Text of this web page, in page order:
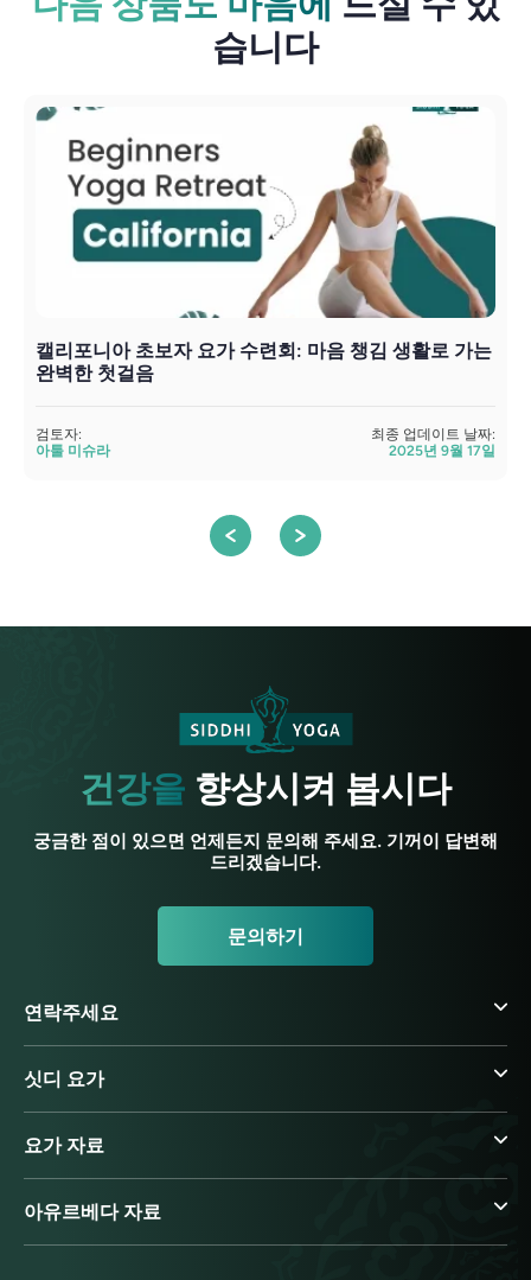
습니다
캘리포니아 초보자 요가 수련회: 마음 챙김 생활로 가는
완벽한 첫걸음
검토자:
아툴 미슈라
최종 업데이트 날짜:
2025년 9월 17일
건강을 향상시켜 봅시다
궁금한 점이 있으면 언제든지 문의해 주세요. 기꺼이 답변해
드리겠습니다.
문의하기
연락주세요
싯디 요가
요가 자료
아유르베다 자료